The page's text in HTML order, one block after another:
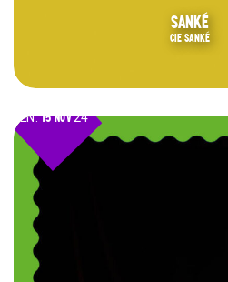
SANKÉ
CIE SANKÉ
VEN.15 NOV24